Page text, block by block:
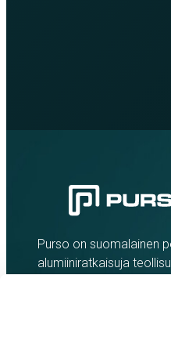
Purso on suomalainen
alumiiniratkaisuja